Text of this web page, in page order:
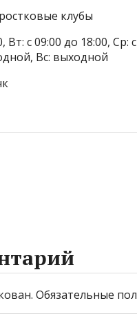
клубы
с 09:00 до 18:00, Ср:
Вс: выходной
Обязательные